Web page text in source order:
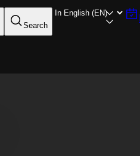
Search